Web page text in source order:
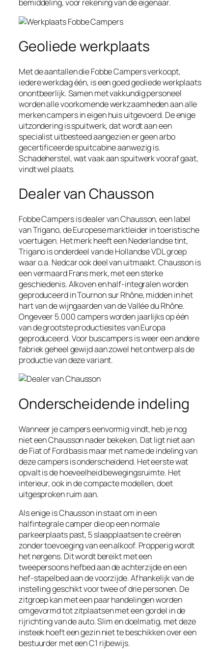
bemiddeling, voor rekening van de eigenaar.
Geoliede werkplaats
Met de aantallen die Fobbe Campers verkoopt,
iedere werkdag één, is een goed geoliede werkplaats
onontbeerlijk. Samen met vakkundig personeel
worden alle voorkomende werkzaamheden aan alle
merken campers in eigen huis uitgevoerd. De enige
uitzondering is spuitwerk, dat wordt aan een
specialist uitbesteed aangezien er geen arbo
gecertificeerde spuitcabine aanwezig is.
Schadeherstel, wat vaak aan spuitwerk vooraf gaat,
vindt wel plaats.
Dealer van Chausson
Fobbe Campers is dealer van Chausson, een label
van Trigano, de Europese marktleider in toeristische
voertuigen. Het merk heeft een Nederlandse tint,
Trigano is onderdeel van de Hollandse VDL groep
waar o.a. Nedcar ook deel van uitmaakt. Chausson is
een vermaard Frans merk, met een sterke
geschiedenis. Alkoven en half-integralen worden
geproduceerd in Tournon sur Rhône, midden in het
hart van de wijngaarden van de Vallée du Rhône.
Ongeveer 5.000 campers worden jaarlijks op één
van de grootste productiesites van Europa
geproduceerd. Voor buscampers is weer een andere
fabriek geheel gewijd aan zowel het ontwerp als de
productie van deze variant.
Onderscheidende indeling
Wanneer je campers eenvormig vindt, heb je nog
niet een Chausson nader bekeken. Dat ligt niet aan
de Fiat of Ford basis maar met name de indeling van
deze campers is onderscheidend. Het eerste wat
opvalt is de hoeveelheid bewegingsruimte. Het
interieur, ook in de compacte modellen, doet
uitgesproken ruim aan.
Als enige is Chausson in staat om in een
halfintegrale camper die op een normale
parkeerplaats past, 5 slaapplaatsen te creëren
zonder toevoeging van een alkoof. Propperig wordt
het nergens. Dit wordt bereikt met een
tweepersoons hefbed aan de achterzijde en een
hef-stapelbed aan de voorzijde. Afhankelijk van de
instelling geschikt voor twee of drie personen. De
zitgroep kan met een paar handelingen worden
omgevormd tot zitplaatsen met een gordel in de
rijrichting van de auto. Slim en doelmatig, met deze
insteek hoeft een gezin niet te beschikken over een
bestuurder met een C1 rijbewijs.